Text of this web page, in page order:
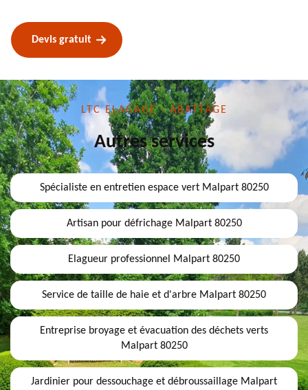
Devis gratuit
LTC ELAGAGE - ABATTAGE
Autres services
Spécialiste en entretien espace vert Malpart 80250
Artisan pour défrichage Malpart 80250
Elagueur professionnel Malpart 80250
Service de taille de haie et d'arbre Malpart 80250
Entreprise broyage et évacuation des déchets verts
Malpart 80250
Jardinier pour dessouchage et débroussaillage Malpart